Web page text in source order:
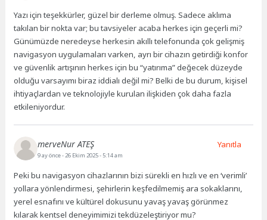
Yazı için teşekkürler, güzel bir derleme olmuş. Sadece aklıma
takılan bir nokta var; bu tavsiyeler acaba herkes için geçerli mi?
Günümüzde neredeyse herkesin akıllı telefonunda çok gelişmiş
navigasyon uygulamaları varken, ayrı bir cihazın getirdiği konfor
ve güvenlik artışının herkes için bu “yatırıma” değecek düzeyde
olduğu varsayımı biraz iddialı değil mi? Belki de bu durum, kişisel
ihtiyaçlardan ve teknolojiyle kurulan ilişkiden çok daha fazla
etkileniyordur.
merveNur ATEŞ
9 ay önce- 26 Ekim 2025 - 5:14 am
Peki bu navigasyon cihazlarının bizi sürekli en hızlı ve en ‘verimli’
yollara yönlendirmesi, şehirlerin keşfedilmemiş ara sokaklarını,
yerel esnafını ve kültürel dokusunu yavaş yavaş görünmez
kılarak kentsel deneyimimizi tekdüzeleştiriyor mu?
Yanıtla